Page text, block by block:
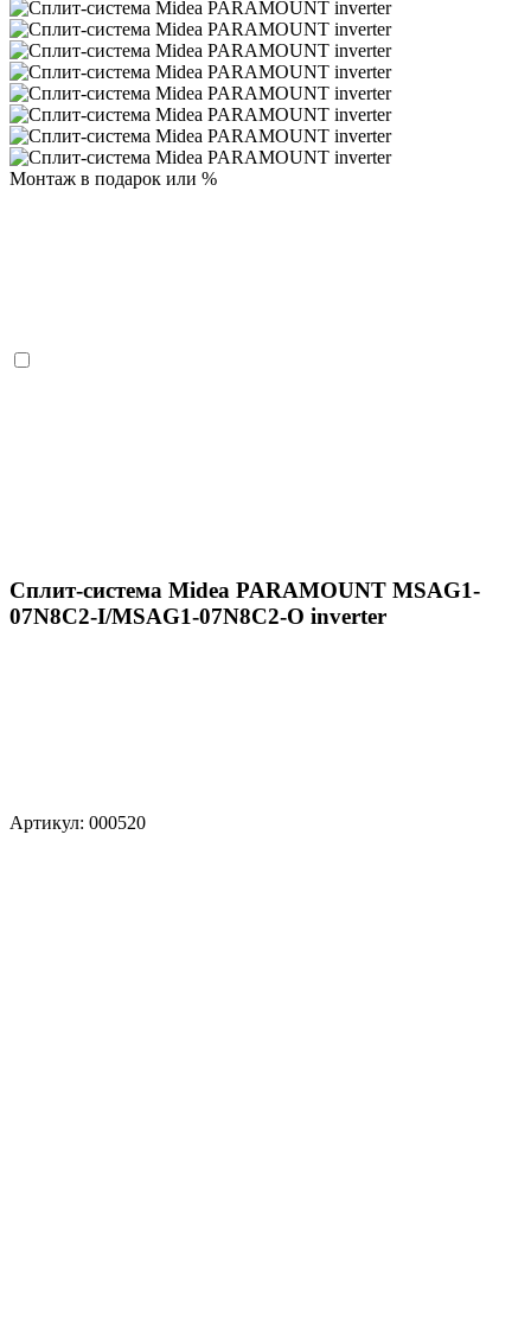
Монтаж в подарок или %
Сплит-система Midea PARAMOUNT MSAG1-
07N8C2-I/MSAG1-07N8C2-O inverter
Артикул: 000520